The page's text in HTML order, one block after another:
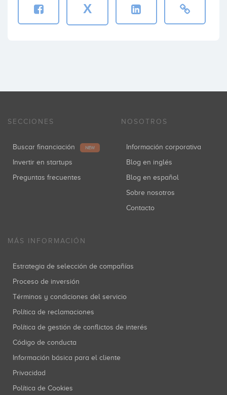
X
SECCIONES
Buscar financiación NEW
Invertir en startups
Preguntas frecuentes
NOSOTROS
Información corporativa
Blog en inglés
Blog en español
Sobre nosotros
Contacto
MÁS INFORMACIÓN
Estrategia de selección de compañías
Proceso de inversión
Términos y condiciones del servicio
Política de reclamaciones
Política de gestión de conflictos de interés
Código de conducta
Información básica para el cliente
Privacidad
Política de Cookies